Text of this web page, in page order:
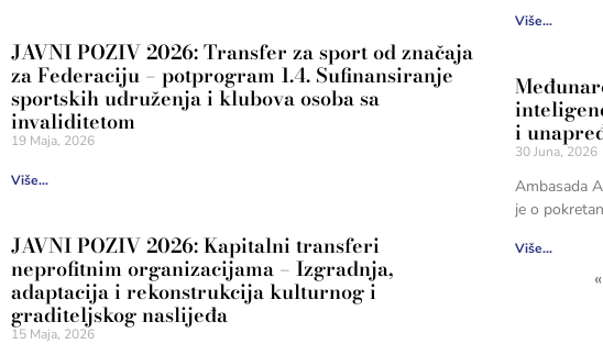
JAVNI POZIV 2026: Transfer za sport od značaja
za Federaciju – potprogram 1.4. Sufinansiranje
sportskih udruženja i klubova osoba sa
invaliditetom
19 Maja, 2026
Više...
JAVNI POZIV 2026: Kapitalni transferi
neprofitnim organizacijama – Izgradnja,
adaptacija i rekonstrukcija kulturnog i
graditeljskog naslijeđa
15 Maja, 2026
Više...
i
30 Juna, 2026
Ambasada
je o
Više...